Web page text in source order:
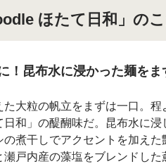
ほたて日和」の
！昆布水に浸かった麺をま
大粒の帆立をまずは一口。
和」の醍醐味だ。昆布水に
煮干しでアクセントを加え
戸内産の藻塩をブレンドし